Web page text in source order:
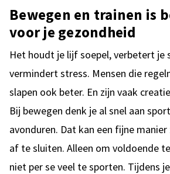
Bewegen en trainen is
voor je gezondheid
Het houdt je lijf soepel, verbetert je
vermindert stress. Mensen die
slapen ook beter. En zijn vaak
Bij bewegen denk je al snel aan
avonduren. Dat kan een fijne
af te sluiten. Alleen om voldoende
niet per se veel te sporten. Tijdens